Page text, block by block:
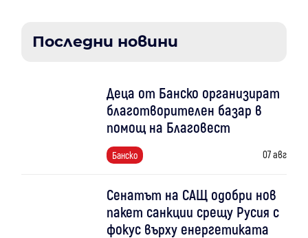
Последни новини
Деца от Банско организират
благотворителен базар в
помощ на Благовест
Банско 07 авг
Сенатът на САЩ одобри нов
пакет санкции срещу Русия с
фокус върху енергетиката